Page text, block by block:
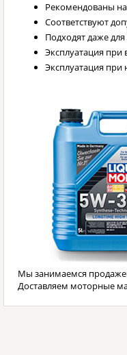
Рекомендованы
Соответствуют
Подходят даже
Эксплуатация при
Эксплуатация при
Мы занимаемся
Доставляем моторные